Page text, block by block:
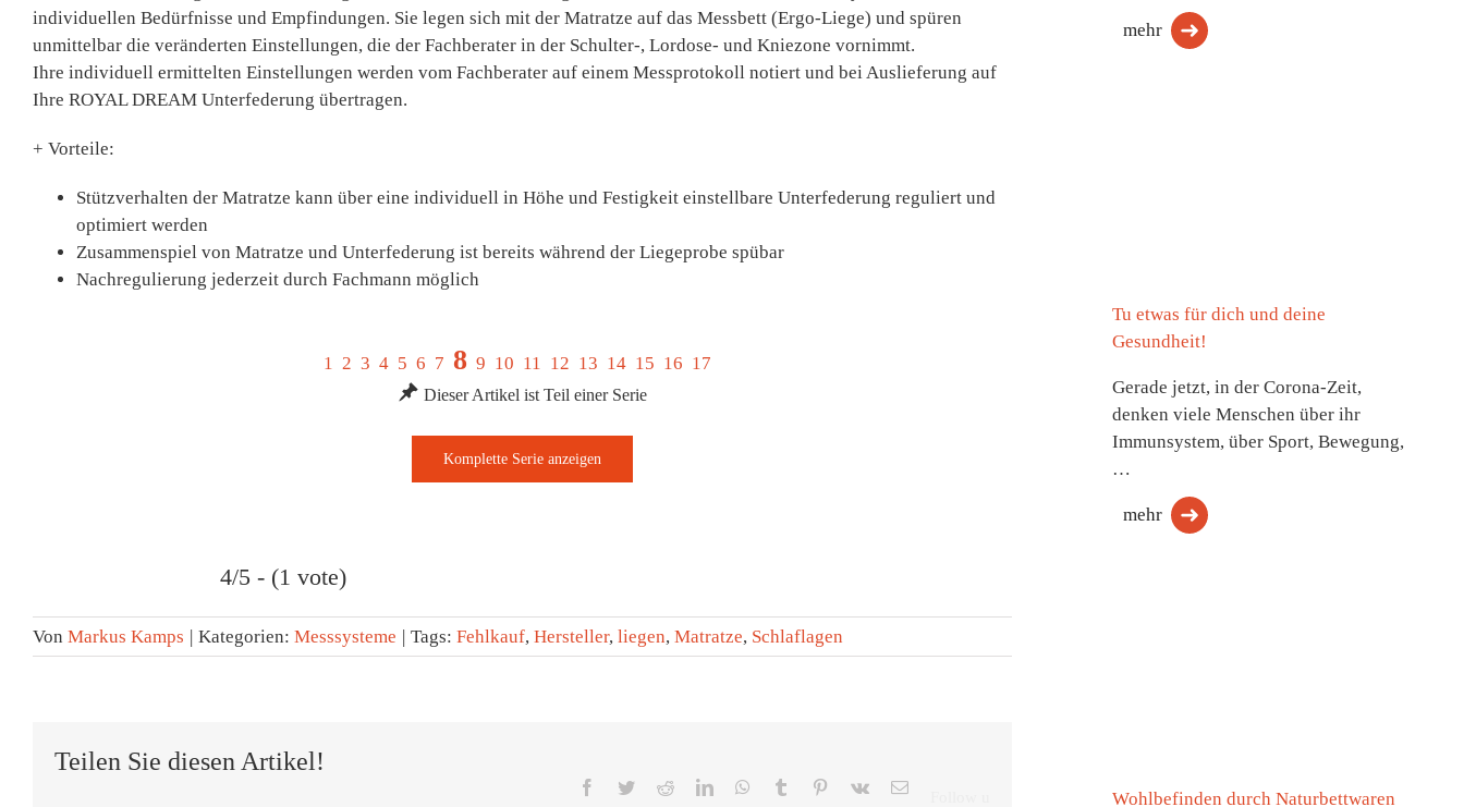
individuellen Bedürfnisse und Empfindungen. Sie legen sich mit der Matratze auf das Messbett (Ergo-Liege) und spüren
unmittelbar die veränderten Einstellungen, die der Fachberater in der Schulter-, Lordose- und Kniezone vornimmt.
Ihre individuell ermittelten Einstellungen werden vom Fachberater auf einem Messprotokoll notiert und bei Auslieferung auf
Ihre ROYAL DREAM Unterfederung übertragen.
+ Vorteile:
Stützverhalten der Matratze kann über eine individuell in Höhe und Festigkeit einstellbare Unterfederung reguliert und
optimiert werden
Zusammenspiel von Matratze und Unterfederung ist bereits während der Liegeprobe spübar
Nachregulierung jederzeit durch Fachmann möglich
1 2 3 4 5 6 7 8 9 10 11 12 13 14 15 16 17
Dieser Artikel ist Teil einer Serie
4/5 - (1 vote)
Von Markus Kamps Kategorien: Messsysteme Tags: Fehlkauf, Hersteller, liegen, Matratze, Schlaflagen
Teilen Sie diesen Artikel!
Facebook
TwitterRedditLinkedInWhatsApp
Tumblr Pinterest
Vk
E-
mehr
Tu etwas für dich und deine
Gesundheit!
Gerade jetzt, in der Corona-Zeit,
denken viele Menschen über ihr
Immunsystem, über Sport, Bewegung,
…
mehr
Wohlbefinden durch Naturbettwaren